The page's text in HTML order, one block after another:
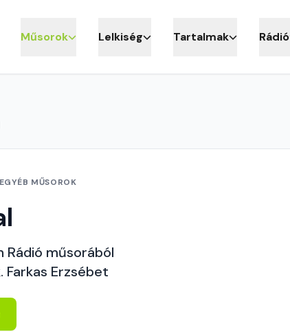
Műsorok Lelkiség Tartalmak Rádió
MŰSOROK
Rádió műsorából
Farkas Erzsébet